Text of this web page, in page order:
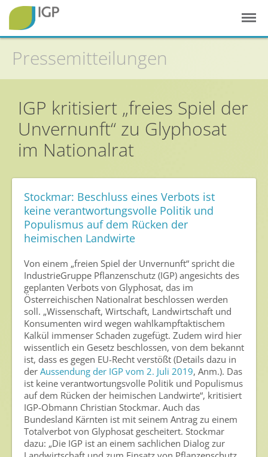
Startseite
Gesunde Pflanzen
In der Landwirtschaft
Geschichte des Pflanzenschutzes
Forschung & Entwicklung
Gesunde Nahrung
Nutzen von Pflanzenschutzmitteln
Sichere Lebensmittel
Zulassung
Gesunde Menschen
Versorgungs- & Ernährungssicherheit
Gepflegtes Eigenheim
Anwenderschutz
Pressemitteilungen
IGP kritisiert „freies Spiel der
Unvernunft“ zu Glyphosat
im Nationalrat
Stockmar: Beschluss eines Verbots ist
keine verantwortungsvolle Politik und
Populismus auf dem Rücken der
heimischen Landwirte
Von einem „freien Spiel der Unvernunft“ spricht die
IndustrieGruppe Pflanzenschutz (IGP) angesichts des
geplanten Verbots von Glyphosat, das im
Österreichischen Nationalrat beschlossen werden
soll. „Wissenschaft, Wirtschaft, Landwirtschaft und
Konsumenten wird wegen wahlkampftaktischem
Kalkül immenser Schaden zugefügt. Zudem wird hier
wissentlich ein Gesetz beschlossen, von dem bekannt
ist, dass es gegen EU-Recht verstößt (Details dazu in
der Aussendung der IGP vom 2. Juli 2019, Anm.). Das
ist keine verantwortungsvolle Politik und Populismus
auf dem Rücken der heimischen Landwirte“, kritisiert
IGP-Obmann Christian Stockmar. Auch das
Bundesland Kärnten ist mit seinem Antrag zu einem
Totalverbot von Glyphosat gescheitert. Stockmar
dazu: „Die IGP ist an einem sachlichen Dialog zur